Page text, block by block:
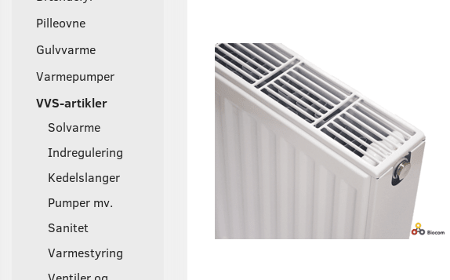
Pilleovne
Gulvvarme
Varmepumper
VVS-artikler
Solvarme
Indregulering
Kedelslanger
Pumper mv.
Sanitet
Varmestyring